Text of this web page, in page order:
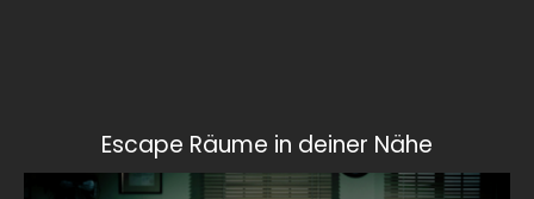
Escape Räume in deiner Nähe